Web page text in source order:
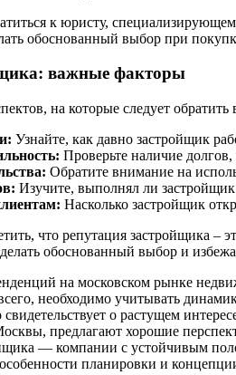
к юристу,
обоснованный выбор при
важные факторы
на которые следует
Узнайте, как давно застройщик
Проверьте наличие
Обратите внимание на
Изучите, выполнял ли
Насколько застройщик
что репутация застройщика
обоснованный выбор и
на московском рынке
необходимо учитывать
свидетельствует о растущем
предлагают хорошие
— компании с устойчивым
особенности планировки и